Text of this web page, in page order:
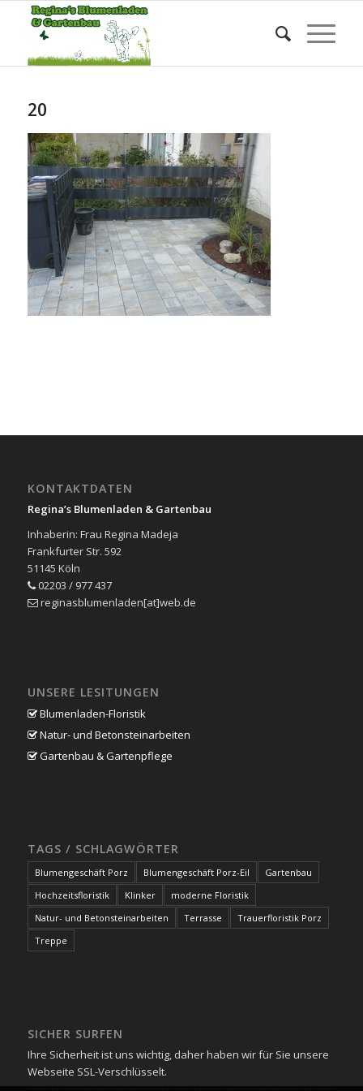
Blog - Die aktuellsten Neuigkeiten
Sie befinden sich hier: Startseite
20
KONTAKTDATEN
Regina’s Blumenladen & Gartenbau
Inhaberin: Frau Regina Madeja
Frankfurter Str. 592
51145 Köln
02203 / 977 437
reginasblumenladen[at]web.de
UNSERE LESITUNGEN
Blumenladen-Floristik
Natur- und Betonsteinarbeiten
Gartenbau & Gartenpflege
TAGS / SCHLAGWÖRTER
Blumengeschäft Porz Blumengeschäft Porz-Eil
Gartenbau
Hochzeitsfloristik
Klinker
moderne Floristik
Natur- und Betonsteinarbeiten
Terrasse
Trauerfloristik Porz
Treppe
SICHER SURFEN
Ihre Sicherheit ist uns wichtig, daher haben wir für Sie unsere
Webseite SSL-Verschlüsselt.